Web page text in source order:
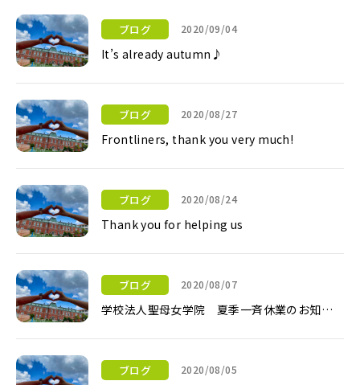
ブログ 2020/09/04
It’s already autumn♪
ブログ 2020/08/27
Frontliners, thank you very much!
ブログ 2020/08/24
Thank you for helping us
ブログ 2020/08/07
学校法人聖母女学院 夏季一斉休業のお知ら
ブログ 2020/08/05